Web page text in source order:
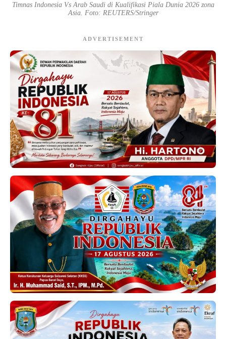
Timnas Indonesia Vs Arab Saudi di Kualifikasi Piala Dunia 2026 zona
Asia. Foto: REUTERS/Stringer
ADVERTISEMENT